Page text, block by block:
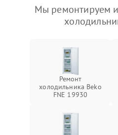
Мы ремонтируем
Ремонт
холодильника Beko
FNE 19930